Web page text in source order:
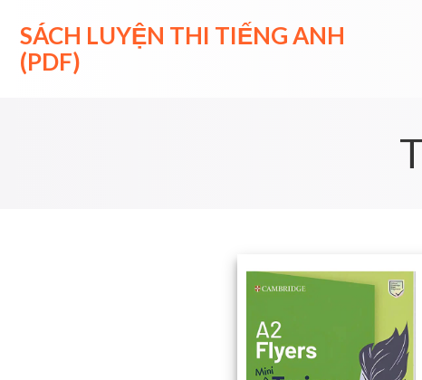
content
SÁCH LUYỆN THI TIẾNG ANH
(PDF)